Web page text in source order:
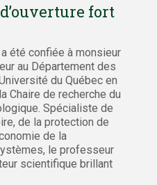
fort
a été confiée à monsieur
au Département des
du Québec en
Chaire de recherche du
Spécialiste de
de la protection de
de la
le professeur
scientifique brillant